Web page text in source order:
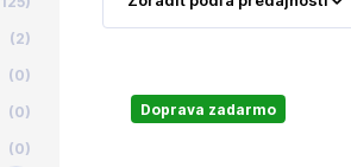
(2)
(0)
(0)
(0)
Doprava zadarmo